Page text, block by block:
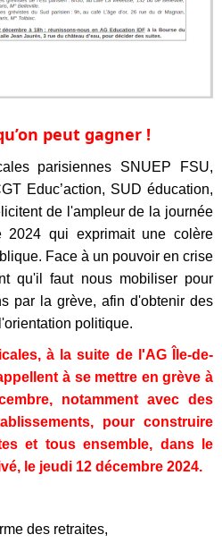
peut gagner !
parisiennes SNUEP FSU,
Educ’action, SUD éducation,
de l'ampleur de la journée
2024 qui exprimait une colère
Face à un pouvoir en crise
qu'il faut nous mobiliser pour
par la grève, afin d'obtenir des
politique.
à la suite de l'AG Île-de-
à se mettre en grève à
notamment avec des
pour construire
et tous ensemble, dans le
le jeudi 12 décembre 2024.
des retraites,